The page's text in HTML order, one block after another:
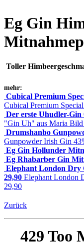
Eg Gin
Toller
mehr:
Cubical Premium
Cubical Premium
Der erste Uhudler-Gin
"Gin Uh" aus Maria
Drumshanbo
Gunpowder Irish Gin
Eg Gin Hollunder
Eg Rhabarber Gin
Elephant London Dry
29,90 Elephant London
29,90
Zurück